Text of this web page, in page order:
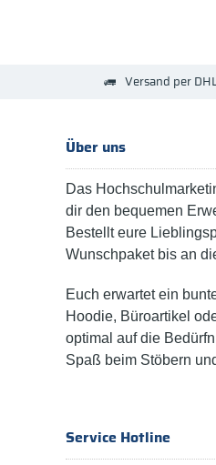
Versand per
Über uns
Das
dir den bequemen
Bestellt eure
Wunschpaket bis an
Euch erwartet ein
Hoodie, Büroartikel
optimal auf die
Spaß beim Stöbern
Service Hotline